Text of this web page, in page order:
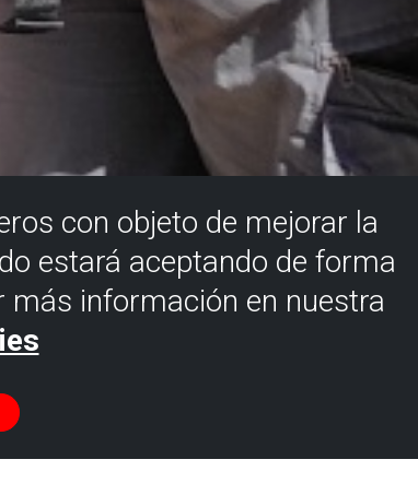
con objeto de mejorar la
estará aceptando de forma
más información en nuestra